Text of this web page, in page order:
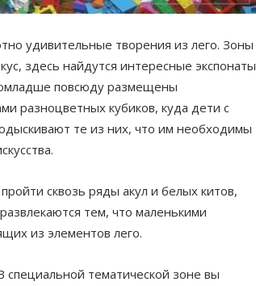
удивительные творения из лего. Зоны
здесь найдутся интересные экспонаты
повсюду размещены
разноцветных кубиков, куда дети с
те из них, что им необходимы
сквозь ряды акул и белых китов,
тем, что маленькими
из элементов лего.
тематической зоне вы